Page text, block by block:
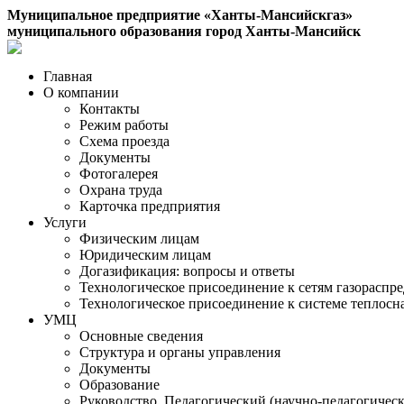
Муниципальное предприятие «Ханты-Мансийскгаз»
муниципального образования город Ханты-Мансийск
Главная
О компании
Контакты
Режим работы
Схема проезда
Документы
Фотогалерея
Охрана труда
Карточка предприятия
Услуги
Физическим лицам
Юридическим лицам
Догазификация: вопросы и ответы
Технологическое присоединение к сетям
Технологическое присоединение к системе
УМЦ
Основные сведения
Структура и органы управления
Документы
Образование
Руководство. Педагогический (научно-